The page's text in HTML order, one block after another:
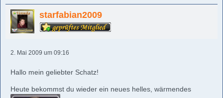
starfabian2009
2. Mai 2009 um 09:16
Hallo mein geliebter Schatz!
Heute bekommst du wieder ein neues helles, wärmendes